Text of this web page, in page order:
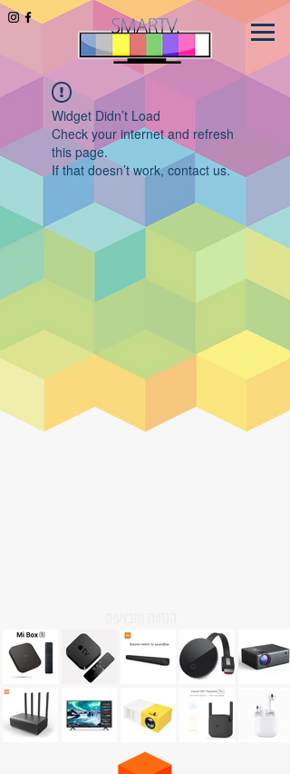
Widget Didn’t Load
Check your internet and refresh
this page.
If that doesn’t work, contact us.